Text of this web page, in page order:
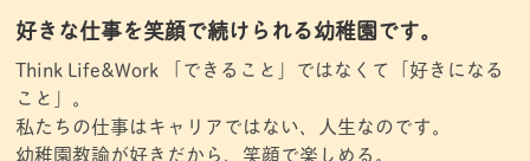
好きな仕事を笑顔で続けられる幼稚園です。
Think Life&Work 「できること」ではなくて「好きになる
こと」。
私たちの仕事はキャリアではない、人生なのです。
幼稚園教諭が好きだから、笑顔で楽しめる。